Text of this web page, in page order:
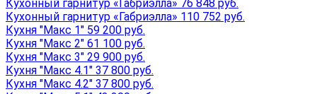
Кухонный гарнитур «Габриэлла» 76 848 руб.
Кухонный гарнитур «Габриэлла» 110 752 руб.
Кухня "Макс 1" 59 200 руб.
Кухня "Макс 2" 61 100 руб.
Кухня "Макс 3" 29 900 руб.
Кухня "Макс 4.1" 37 800 руб.
Кухня "Макс 4.2" 37 800 руб.